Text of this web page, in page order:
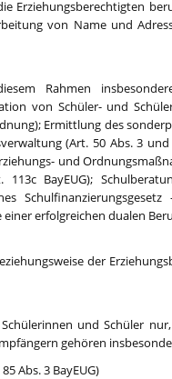
Erziehungsberechtigten
von Name und
Rahmen
von Schüler- und
Ermittlung des
(Art. 50 Abs. 3
und
BayEUG);
erfolgreichen dualen
der
und Schüler
gehören
Abs. 3 BayEUG)